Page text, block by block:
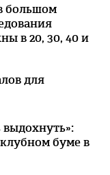
большом
в 20, 30, 40 и
для
выдохнуть»:
буме в